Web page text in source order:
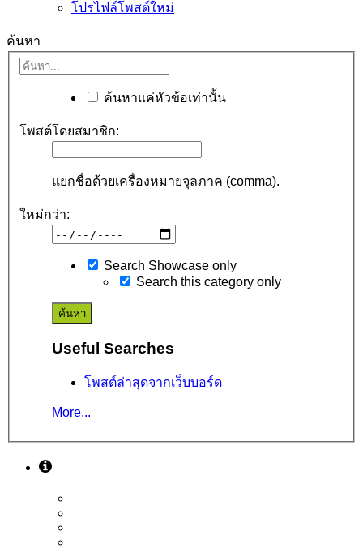
โปรไฟล์โพสต์ใหม่
ค้นหา
ค้นหาแค่หัวข้อเท่านั้น
โพสต์โดยสมาชิก:
แยกชื่อด้วยเครื่องหมายจุลภาค (comma).
ใหม่กว่า:
Search Showcase only
Search this category only
Useful Searches
โพสต์ล่าสุดจากเว็บบอร์ด
More...